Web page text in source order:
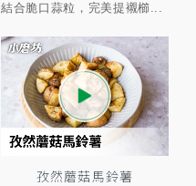
結合脆口蒜粒，完美提襯櫛...
孜然蘑菇馬鈴薯